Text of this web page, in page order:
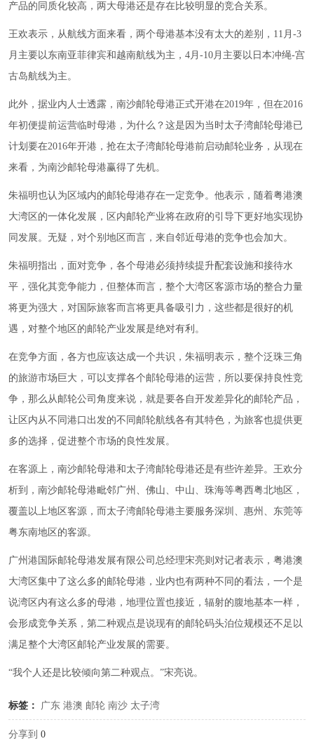
产品的同质化较高，两大母港还是存在比较明显的竞合关系。
王欢表示，从航线方面来看，两个母港基本没有太大的差别，11月-3
月主要以东南亚菲律宾和越南航线为主，4月-10月主要以日本冲绳-宫
古岛航线为主。
此外，据业内人士透露，南沙邮轮母港正式开港在2019年，但在2016
年初便提前运营临时母港，为什么？这是因为当时太子湾邮轮母港已
计划要在2016年开港，抢在太子湾邮轮母港前启动邮轮业务，从现在
来看，为南沙邮轮母港赢得了先机。
朱福明也认为区域内的邮轮母港存在一定竞争。他表示，随着粤港澳
大湾区的一体化发展，区内邮轮产业将在政府的引导下更好地实现协
同发展。无疑，对个别地区而言，来自邻近母港的竞争也会加大。
朱福明指出，面对竞争，各个母港必须持续提升配套设施和接待水
平，强化其竞争能力，但整体而言，整个大湾区客源市场的整合力量
将更为强大，对国际旅客而言将更具备吸引力，这些都是很好的机
遇，对整个地区的邮轮产业发展是绝对有利。
在竞争方面，各方也应该达成一个共识，朱福明表示，整个泛珠三角
的旅游市场巨大，可以支撑各个邮轮母港的运营，所以要保持良性竞
争，那么从邮轮公司角度来说，就是要各自开发差异化的邮轮产品，
让区内从不同港口出发的不同邮轮航线各有其特色，为旅客也提供更
多的选择，促进整个市场的良性发展。
在客源上，南沙邮轮母港和太子湾邮轮母港还是有些许差异。王欢分
析到，南沙邮轮母港毗邻广州、佛山、中山、珠海等粤西粤北地区，
覆盖以上地区客源，而太子湾邮轮母港主要服务深圳、惠州、东莞等
粤东南地区的客源。
广州港国际邮轮母港发展有限公司总经理宋亮则对记者表示，粤港澳
大湾区集中了这么多的邮轮母港，业内也有两种不同的看法，一个是
说湾区内有这么多的母港，地理位置也接近，辐射的腹地基本一样，
会形成竞争关系，第二种观点是说现有的邮轮码头泊位规模还不足以
满足整个大湾区邮轮产业发展的需要。
“我个人还是比较倾向第二种观点。”宋亮说。
标签： 广东 港澳 邮轮 南沙 太子湾
分享到 0